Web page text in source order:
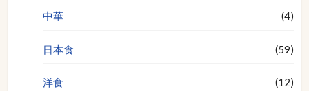
中華 (4)
日本食 (59)
洋食 (12)